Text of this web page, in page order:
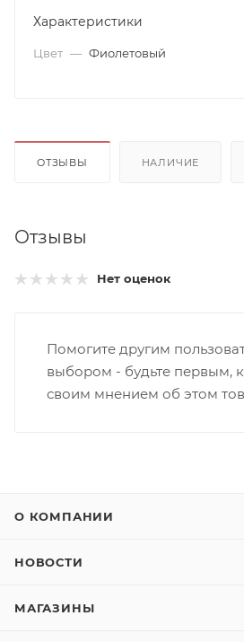
Характеристики
Цвет — Фиолетовый
ОТЗЫВЫ НАЛИЧИЕ
Отзывы
Нет оценок
Помогите другим
выбором - будьте первым,
своим мнением об этом
О КОМПАНИИ
НОВОСТИ
МАГАЗИНЫ